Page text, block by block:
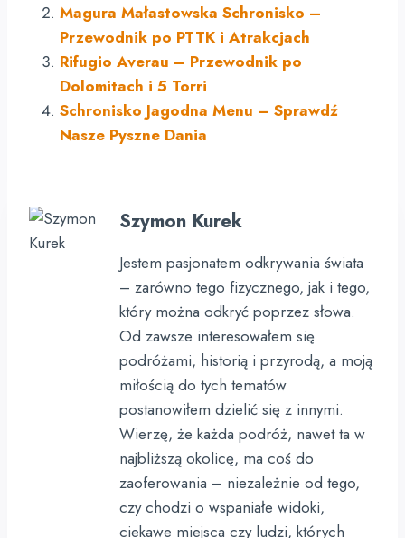
Magura Małastowska Schronisko –
Przewodnik po PTTK i Atrakcjach
Rifugio Averau – Przewodnik po
Dolomitach i 5 Torri
Schronisko Jagodna Menu – Sprawdź
Nasze Pyszne Dania
Szymon Kurek
Jestem pasjonatem odkrywania świata
– zarówno tego fizycznego, jak i tego,
który można odkryć poprzez słowa.
Od zawsze interesowałem się
podróżami, historią i przyrodą, a moją
miłością do tych tematów
postanowiłem dzielić się z innymi.
Wierzę, że każda podróż, nawet ta w
najbliższą okolicę, ma coś do
zaoferowania – niezależnie od tego,
czy chodzi o wspaniałe widoki,
ciekawe miejsca czy ludzi, których